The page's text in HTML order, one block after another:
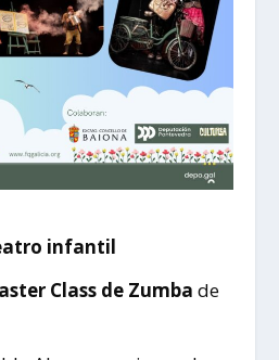
infantil
Class de Zumba de